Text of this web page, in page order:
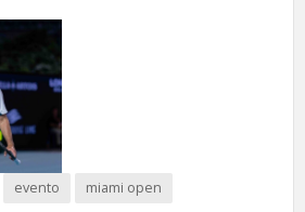
evento miami open